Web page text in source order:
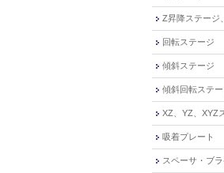
Z昇降ステージ
回転ステージ
傾斜ステージ
傾斜回転ステー
XZ、YZ、XYZ
吸着プレート
スペーサ・ブ